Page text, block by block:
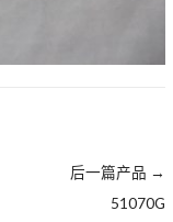
后一篇产品 →
51070G